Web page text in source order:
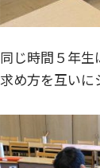
同じ時間５年
求め方を互いに